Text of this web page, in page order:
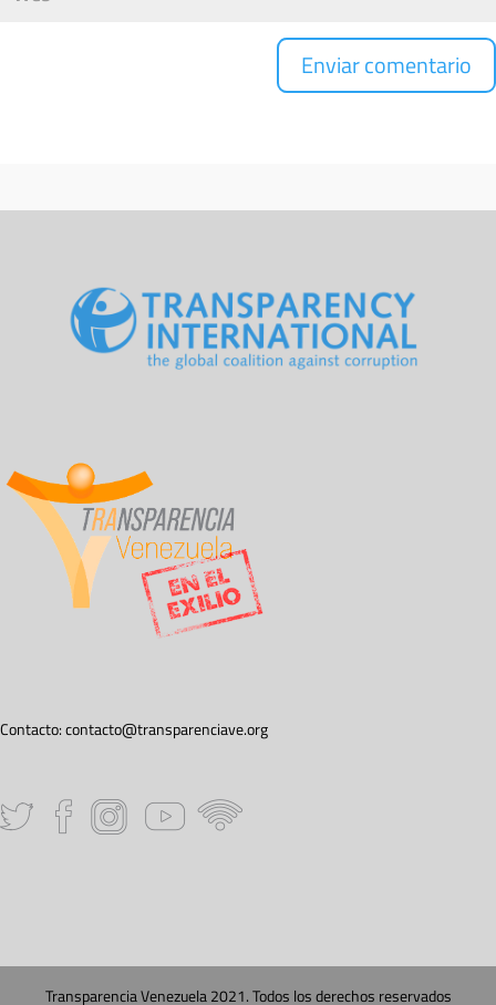
Contacto:contacto@transparenciave.org
Transparencia Venezuela 2021. Todos los derechos reservados